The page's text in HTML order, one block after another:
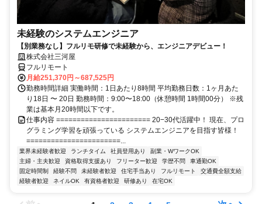
未経験のシステムエンジニア
【別業務なし】フルリモ研修で未経験から、エンジニアデビュー！
株式会社三河屋
フルリモート
月給251,370円～687,525円
勤務時間詳細 実働時間：1日あたり8時間 平均勤務日数：1ヶ月あた
り18日 〜 20日 勤務時間：9:00〜18:00（休憩時間 1時間00分） ※残
業は基本月20時間以下です。
仕事内容 ======================= 20−30代活躍中！ 現在、プロ
グラミング学習を頑張っている システムエンジニアを目指す皆様！
=======================...
業界未経験者歓迎 ランチタイム 社員登用あり
副業・WワークOK
主婦・主夫歓迎
資格取得支援あり フリーター歓迎 学歴不問
車通勤OK
固定時間制
経験不問 未経験者歓迎 住宅手当あり フルリモート
交通費全額支給
経験者歓迎
ネイルOK 有資格者歓迎 研修あり 在宅OK